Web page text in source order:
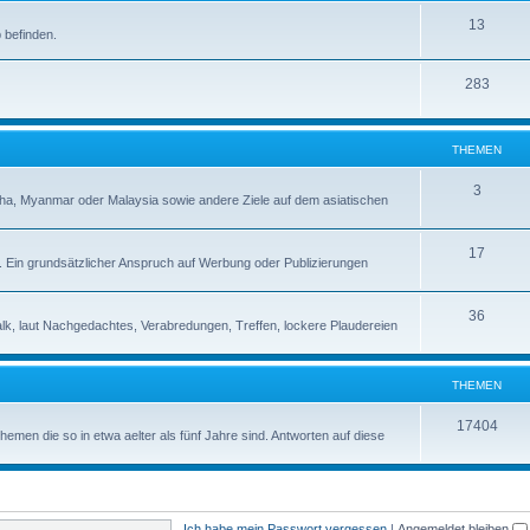
13
283
THEMEN
Myanmar oder Malaysia sowie andere Ziele auf dem asiatischen
3
grundsätzlicher Anspruch auf Werbung oder Publizierungen
17
laut Nachgedachtes, Verabredungen, Treffen, lockere Plaudereien
36
THEMEN
die so in etwa aelter als fünf Jahre sind. Antworten auf diese
17404